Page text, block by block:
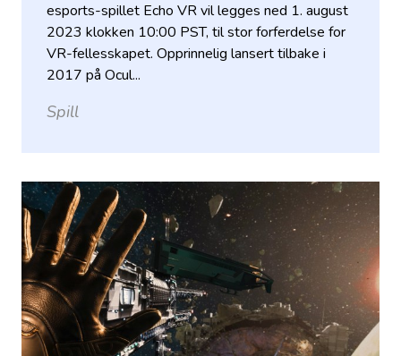
esports-spillet Echo VR vil legges ned 1. august
2023 klokken 10:00 PST, til stor forferdelse for
VR-fellesskapet. Opprinnelig lansert tilbake i
2017 på Ocul...
Spill